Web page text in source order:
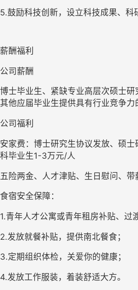
5.鼓励科技创新，设立科技成果、科
薪酬福利
公司薪酬
博士毕业生、 紧缺专业高层次硕士研
其他应届毕业生提供具有行业竞争力
公司福利
安家费： 博士研究生协议发放、硕
科毕业生1-3万元/人
五险两金、人才津贴、生日慰问、
食宿安全保障：
1.青年人才公寓或青年租房补贴、过
2.发放就餐补贴，提供南北餐食；
3.定期组织体检，关爱你的健康；
4.发放工作服装，着装舒适大方。